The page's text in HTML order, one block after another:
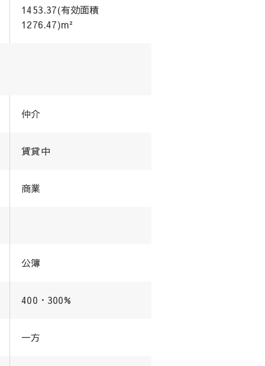
1453.37(有効面積
1276.47)m²
仲介
賃貸中
商業
公簿
400・300%
一方